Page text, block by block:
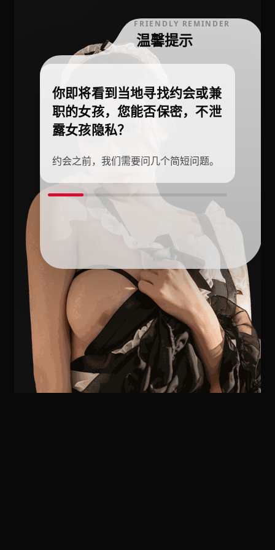
FRIENDLY REMINDER
温馨提示
你即将看到当地寻找约会或兼
职的女孩，您能否保密，不泄
露女孩隐私？
约会之前，我们需要问几个简短问题。